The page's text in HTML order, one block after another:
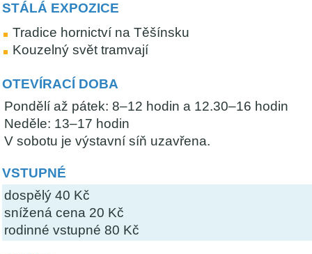
STÁLÁ EXPOZICE
Tradice hornictví na Těšínsku
Kouzelný svět tramvají
OTEVÍRACÍ DOBA
Pondělí až pátek: 8–12 hodin a 12.30–16 hodin
Neděle: 13–17 hodin
V sobotu je výstavní síň uzavřena.
VSTUPNÉ
dospělý 40 Kč
snížená cena 20 Kč
rodinné vstupné 80 Kč